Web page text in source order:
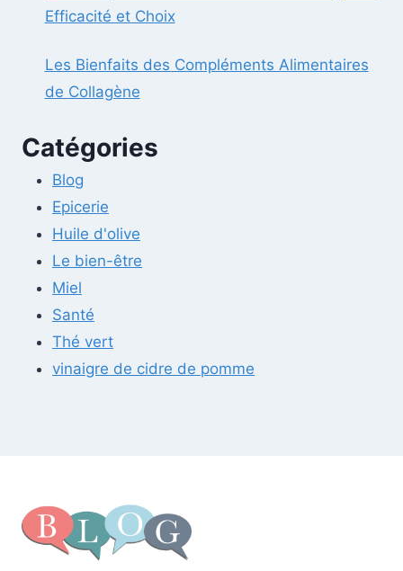
Efficacité et Choix
Les Bienfaits des Compléments Alimentaires
de Collagène
Catégories
Blog
Epicerie
Huile d'olive
Le bien-être
Miel
Santé
Thé vert
vinaigre de cidre de pomme